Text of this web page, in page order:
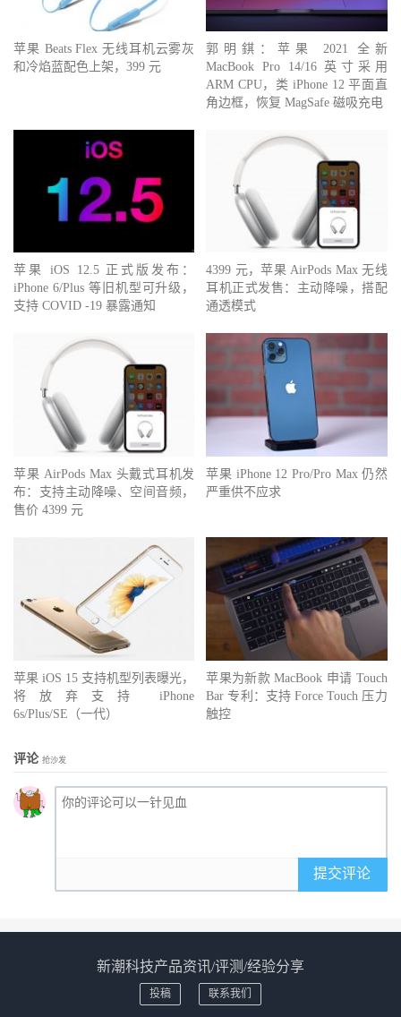
苹果 Beats Flex 无线耳机云雾灰
和冷焰蓝配色上架，399 元
郭明錤：苹果 2021 全新
MacBook Pro 14/16 英寸采用
ARM CPU，类 iPhone 12 平面直
角边框，恢复 MagSafe 磁吸充电
苹果 iOS 12.5 正式版发布：
iPhone 6/Plus 等旧机型可升级，
支持 COVID -19 暴露通知
4399 元，苹果 AirPods Max 无线
耳机正式发售：主动降噪，搭配
通透模式
苹果 AirPods Max 头戴式耳机发
布：支持主动降噪、空间音频，
售价 4399 元
苹果 iPhone 12 Pro/Pro Max 仍然
严重供不应求
苹果 iOS 15 支持机型列表曝光，
将放弃支持 iPhone
6s/Plus/SE（一代）
苹果为新款 MacBook 申请 Touch
Bar 专利：支持 Force Touch 压力
触控
评论 抢沙发
提交评论
新潮科技产品资讯/评测/经验分享
投稿 联系我们